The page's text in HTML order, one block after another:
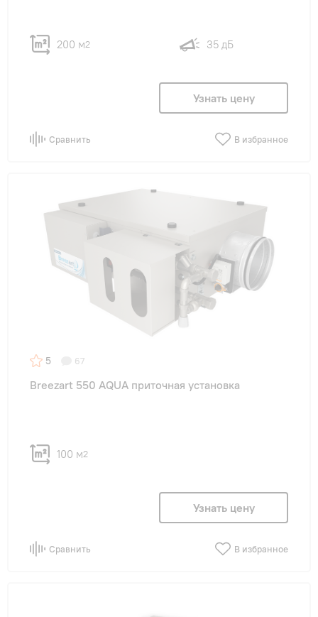
200 м2 35 дБ
Узнать цену
Сравнить В избранное
5 67
Breezart 550 AQUA приточная установка
100 м2
Узнать цену
Сравнить В избранное